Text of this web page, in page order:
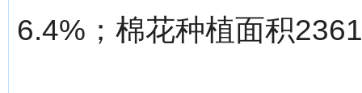
6.4%；棉花种植面积